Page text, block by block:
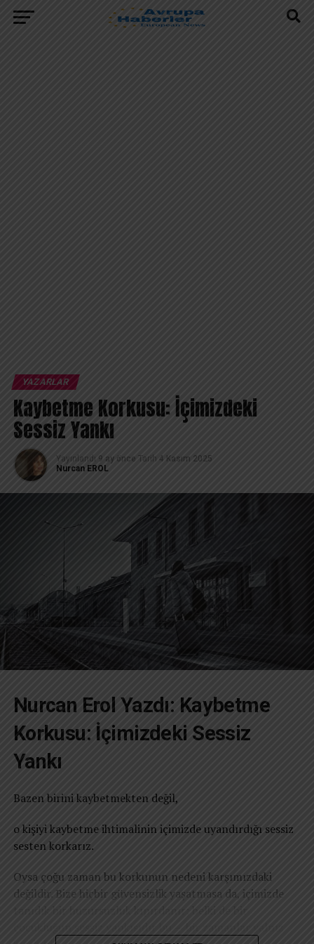
YAZARLAR
Kaybetme Korkusu: İçimizdeki
Sessiz Yankı
Yayınlandı 9 ay önce Tarih 4 Kasım 2025
Nurcan EROL
Nurcan Erol Yazdı: Kaybetme
Korkusu: İçimizdeki Sessiz
Yankı
Bazen birini kaybetmekten değil,
o kişiyi kaybetme ihtimalinin içimizde uyandırdığı sessiz
sesten korkarız.
Oysa çoğu zaman bu korkunun nedeni karşımızdaki
değildir. Bize hiçbir güvensizlik yaşatmasa da, içimizde